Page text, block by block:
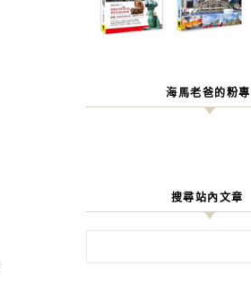
海馬老爸的粉專
搜尋站內文章